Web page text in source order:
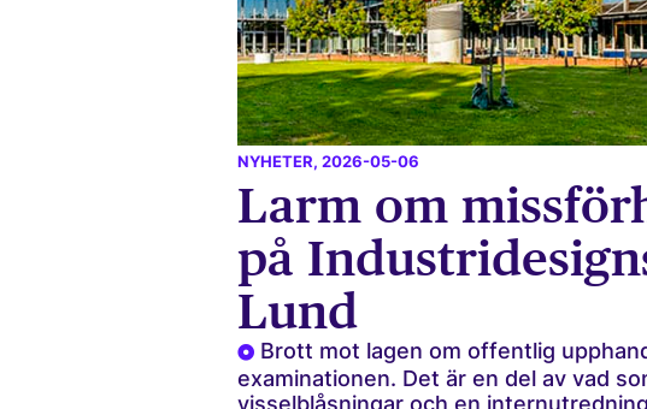
NYHETER, 2026-05-06
Larm om
på
Lund
Brott mot lagen om offentlig
examinationen. Det är en del av vad
visselblåsningar och en